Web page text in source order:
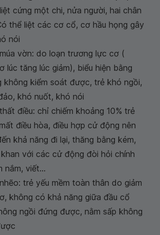
cứng một chi, nửa người, hai chân
thể liệt các cơ cổ, cơ hầu họng gây
nói
vờn: do loạn trương lực cơ (
lúc tăng lúc giảm), biểu hiện bằng
không kiểm soát được, trẻ khó ngồi,
khó nuốt, khó nói
điều: chỉ chiếm khoảng 10% trẻ
điều hòa, điều hợp cử động nên
khả năng đi lại, thăng bằng kém,
với các cử động đòi hỏi chính
nắm, viết...
trẻ yếu mềm toàn thân do giảm
không có khả năng giữa đầu cổ
ngồi đứng được, nằm sấp không